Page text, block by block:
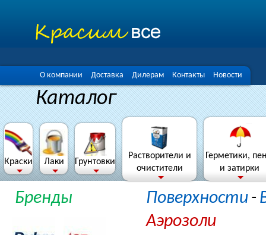
О компании Доставка Дилерам Контакты Новости
Каталог
Краски Лаки Грунтовки
Растворители и
очистители
Герметики,
и затирки
Бренды Поверхности-
Аэрозоли